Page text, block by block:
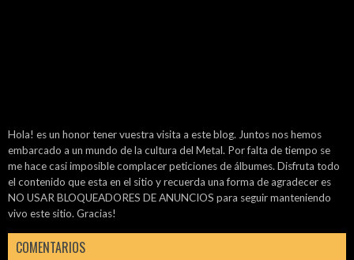
Hola! es un honor tener vuestra visita a este blog. Juntos nos hemos
embarcado a un mundo de la cultura del Metal. Por falta de tiempo se
me hace casi imposible complacer peticiones de álbumes. Disfruta todo
el contenido que esta en el sitio y recuerda una forma de agradecer es
NO USAR BLOQUEADORES DE ANUNCIOS para seguir manteniendo
vivo este sitio. Gracias!
COMENTARIOS